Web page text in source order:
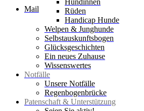
Mail
Hündinnen
Rüden
Handicap Hunde
Welpen & Junghunde
Selbstauskunftsbogen
Glücksgeschichten
Ein neues Zuhause
Wissenswertes
Notfälle
Unsere Notfälle
Regenbogenbrücke
Patenschaft & Unterstützung